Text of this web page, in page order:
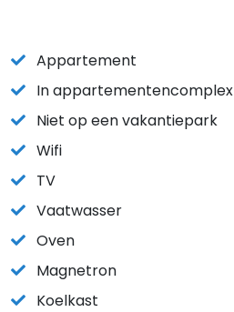
Appartement
In appartementencomplex
Niet op een vakantiepark
Wifi
TV
Vaatwasser
Oven
Magnetron
Koelkast